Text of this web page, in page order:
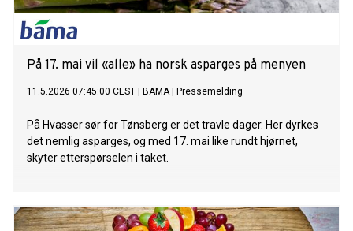
På 17. mai vil «alle» ha norsk asparges på menyen
11.5.2026 07:45:00 CEST BAMA| Pressemelding
På Hvasser sør for Tønsberg er det travle dager. Her dyrkes
det nemlig asparges, og med 17. mai like rundt hjørnet,
skyter etterspørselen i taket.